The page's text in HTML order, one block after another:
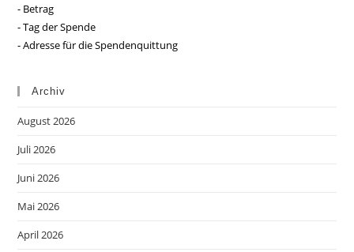
- Betrag
- Tag der Spende
- Adresse für die Spendenquittung
Archiv
August 2026
Juli 2026
Juni 2026
Mai 2026
April 2026